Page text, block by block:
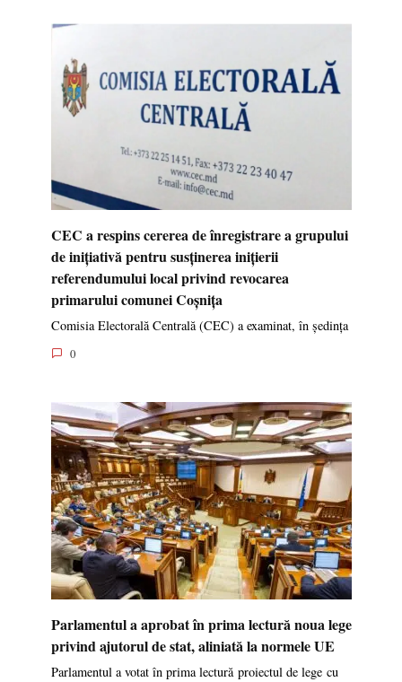
CEC a respins cererea de înregistrare a grupului
de inițiativă pentru susținerea inițierii
referendumului local privind revocarea
primarului comunei Coșnița
Comisia Electorală Centrală (CEC) a examinat, în ședința
0
Parlamentul a aprobat în prima lectură noua lege
privind ajutorul de stat, aliniată la normele UE
Parlamentul a votat în prima lectură proiectul de lege cu